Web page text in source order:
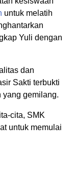
untuk melatih
Yuli dengan
dan
Sakti terbukti
gemilang.
cita, SMK
untuk memulai